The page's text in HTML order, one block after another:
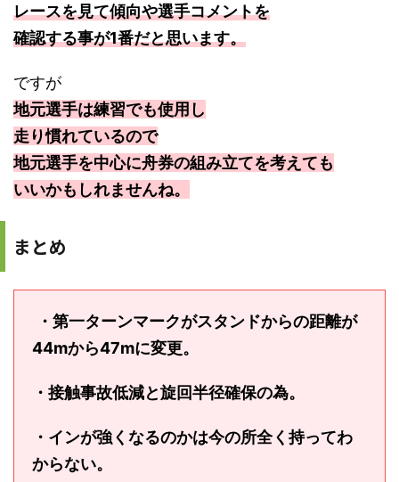
レースを見て傾向や選手コメントを
確認する事が1番だと思います。
ですが
地元選手は練習でも使用し
走り慣れているので
地元選手を中心に舟券の組み立てを考えても
いいかもしれませんね。
まとめ
・第一ターンマークがスタンドからの距離が
44mから47mに変更。
・接触事故低減と旋回半径確保の為。
・インが強くなるのかは今の所全く持ってわ
からない。